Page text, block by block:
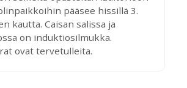
pääsee hissillä 3.
kautta. Caisan salissa ja
on induktiosilmukka.
ovat tervetulleita.